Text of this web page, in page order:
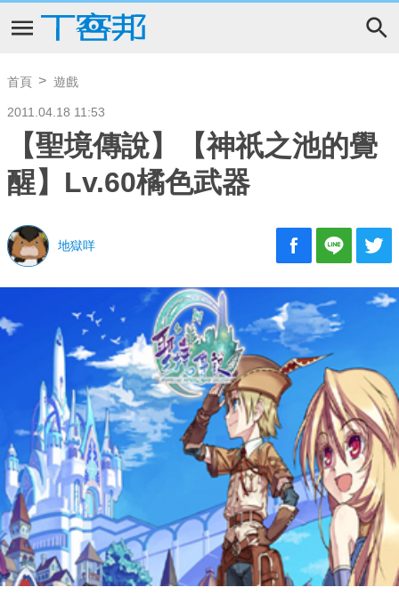
首頁 遊戲
2011.04.18 11:53
【聖境傳說】【神祇之池的覺
醒】Lv.60橘色武器
地獄咩